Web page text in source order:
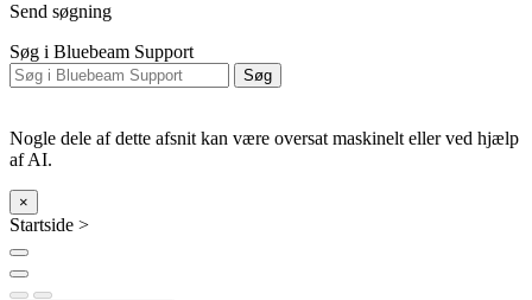
Send søgning
Søg i Bluebeam Support
Søg
Nogle dele af dette afsnit kan være oversat maskinelt eller ved hjælp
af AI.
×
Startside >